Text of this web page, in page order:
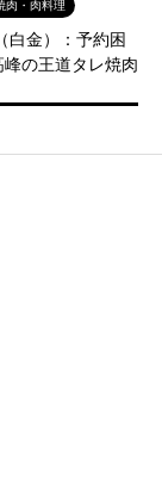
肉・肉料理
白金）：予約困
の王道タレ焼肉